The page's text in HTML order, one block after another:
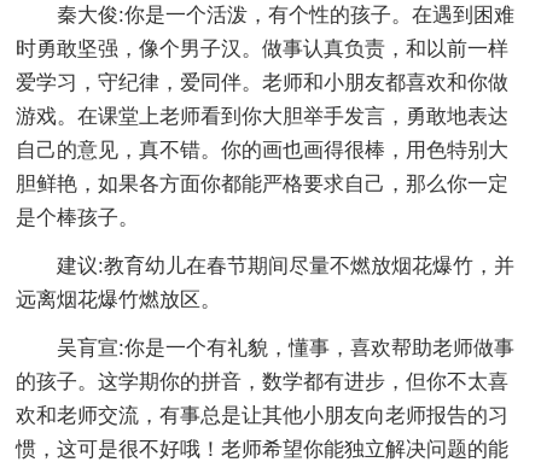
秦大俊:你是一个活泼，有个性的孩子。在遇到困难
时勇敢坚强，像个男子汉。做事认真负责，和以前一样
爱学习，守纪律，爱同伴。老师和小朋友都喜欢和你做
游戏。在课堂上老师看到你大胆举手发言，勇敢地表达
自己的意见，真不错。你的画也画得很棒，用色特别大
胆鲜艳，如果各方面你都能严格要求自己，那么你一定
是个棒孩子。
建议:教育幼儿在春节期间尽量不燃放烟花爆竹，并
远离烟花爆竹燃放区。
吴肓宣:你是一个有礼貌，懂事，喜欢帮助老师做事
的孩子。这学期你的拼音，数学都有进步，但你不太喜
欢和老师交流，有事总是让其他小朋友向老师报告的习
惯，这可是很不好哦！老师希望你能独立解决问题的能